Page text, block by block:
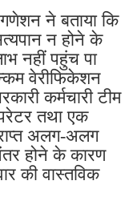
ने बताया कि
न होने के
नहीं पहुंच पा
वेरीफिकेशन
कर्मचारी टीम
तथा एक
अलग-अलग
होने के कारण
की वास्तविक